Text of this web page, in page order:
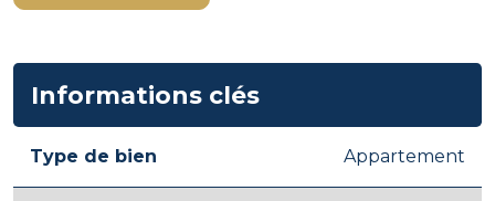
Informations clés
Type de bien Appartement